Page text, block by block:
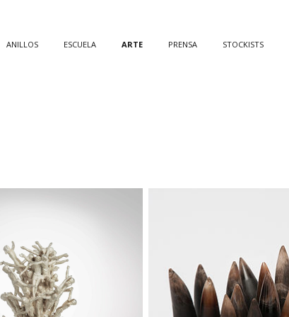
ANILLOS ESCUELA ARTE PRENSA STOCKISTS